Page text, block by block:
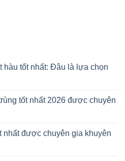
hàu tốt nhất: Đâu là lựa chọn
tốt nhất 2026 được chuyên
nhất được chuyên gia khuyên